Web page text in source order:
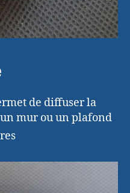
de diffuser la
mur ou un plafond